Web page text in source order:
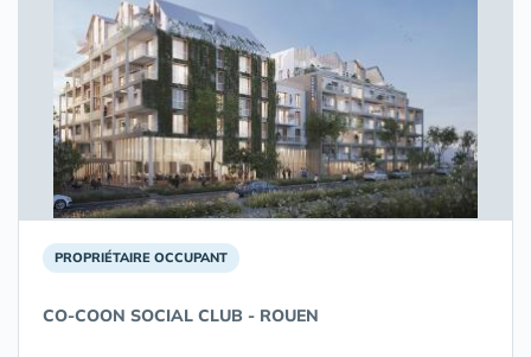
PROPRIÉTAIRE OCCUPANT
CO-COON SOCIAL CLUB - ROUEN